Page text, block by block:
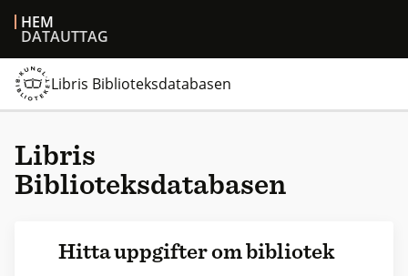
HEM
DATAUTTAG
Libris Biblioteksdatabasen
Libris
Biblioteksdatabasen
Hitta uppgifter om bibliotek